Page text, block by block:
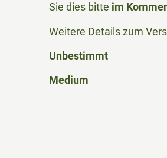
Sie dies bitte im
Weitere Details zum
Unbestimmt
Medium